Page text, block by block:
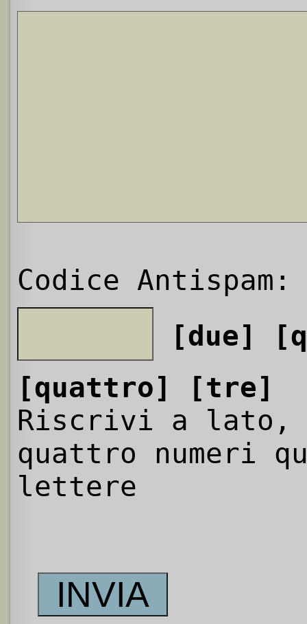
Codice Antispam:
[due]
[quattro]
[tre]
Riscrivi a
quattro numeri
lettere